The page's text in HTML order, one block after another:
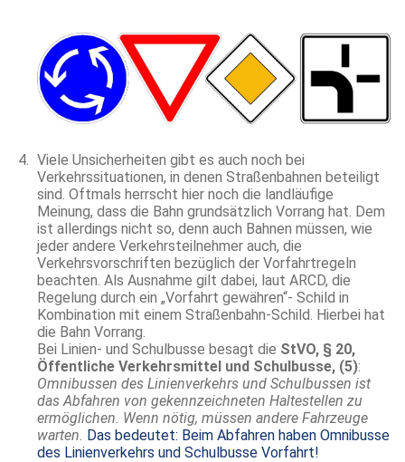
Viele Unsicherheiten gibt es auch noch bei
Verkehrssituationen, in denen Straßenbahnen beteiligt
sind. Oftmals herrscht hier noch die landläufige
Meinung, dass die Bahn grundsätzlich Vorrang hat. Dem
ist allerdings nicht so, denn auch Bahnen müssen, wie
jeder andere Verkehrsteilnehmer auch, die
Verkehrsvorschriften bezüglich der Vorfahrtregeln
beachten. Als Ausnahme gilt dabei, laut ARCD, die
Regelung durch ein „Vorfahrt gewähren“- Schild in
Kombination mit einem Straßenbahn-Schild. Hierbei hat
die Bahn Vorrang.
Bei Linien- und Schulbusse besagt die StVO, § 20,
Öffentliche Verkehrsmittel und Schulbusse, (5):
Omnibussen des Linienverkehrs und Schulbussen ist
das Abfahren von gekennzeichneten Haltestellen zu
ermöglichen. Wenn nötig, müssen andere Fahrzeuge
warten. Das bedeutet: Beim Abfahren haben Omnibusse
des Linienverkehrs und Schulbusse Vorfahrt!